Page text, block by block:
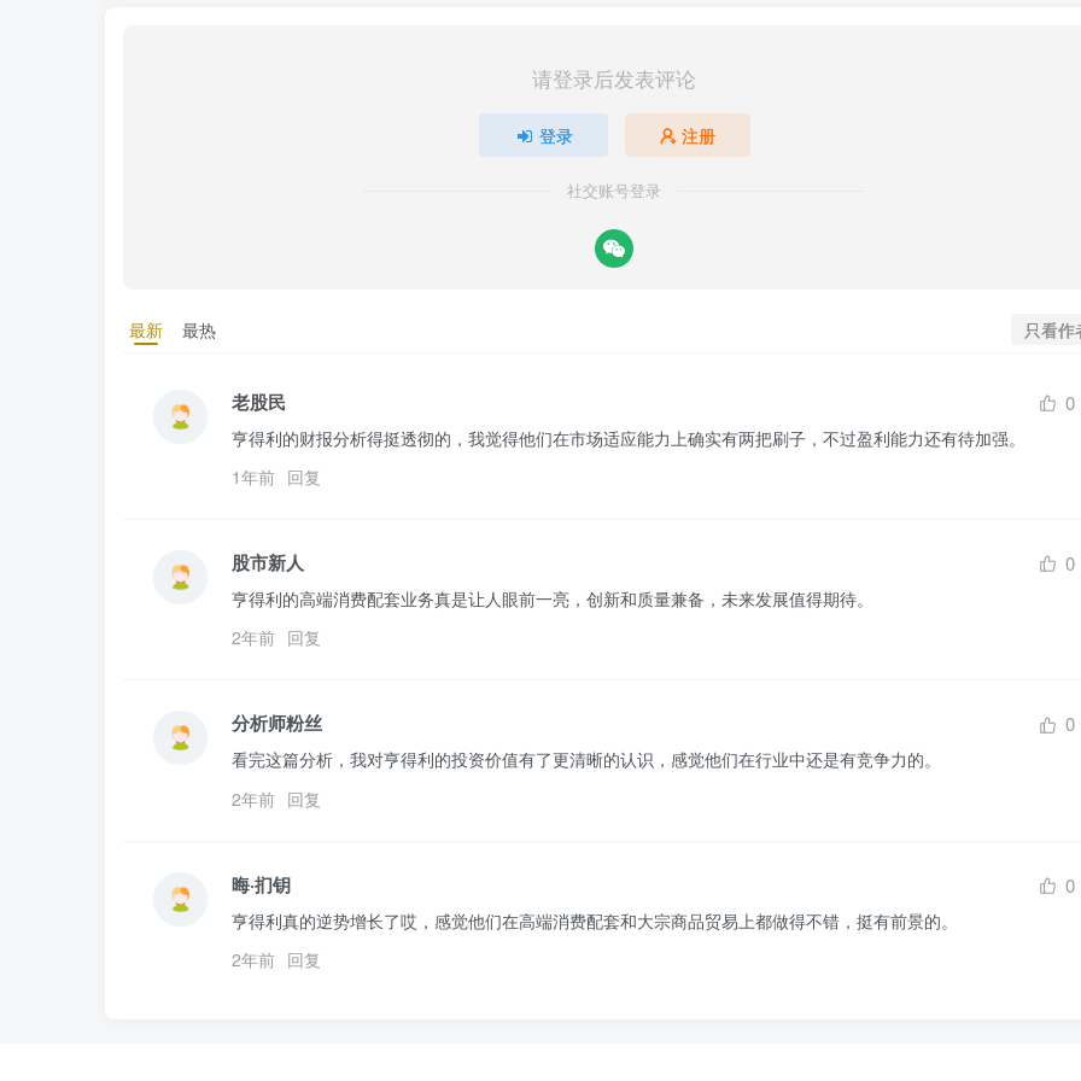
请登录后发表评论
登录 注册
社交账号登录
最新 最热 只看作
老股民 0
亨得利的财报分析得挺透彻的，我觉得他们在市场适应能力上确实有两把刷子，不过盈利能力还有待加强。
1年前 回复
股市新人 0
亨得利的高端消费配套业务真是让人眼前一亮，创新和质量兼备，未来发展值得期待。
2年前 回复
分析师粉丝 0
看完这篇分析，我对亨得利的投资价值有了更清晰的认识，感觉他们在行业中还是有竞争力的。
2年前 回复
晦·扪钥 0
亨得利真的逆势增长了哎，感觉他们在高端消费配套和大宗商品贸易上都做得不错，挺有前景的。
2年前 回复